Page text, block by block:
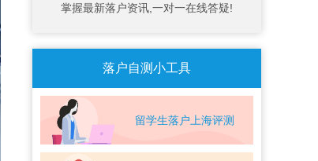
掌握最新落户资讯,一对一在线答疑!
落户自测小工具
留学生落户上海评测